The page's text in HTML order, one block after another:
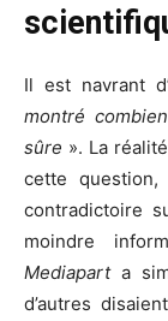
Il est navrant
montré
sûre ». La
cette question,
contradictoire
moindre
Mediaparta
d’autres